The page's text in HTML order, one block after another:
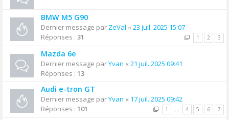
BMW M5 G90
Dernier message par ZeVal « 23 juil. 2025 15:07
Réponses : 31 1 2 3
Mazda 6e
Dernier message parYvan « 21 juil. 2025 09:41
Réponses : 13
Audi e-tron GT
Dernier message parYvan « 17 juil. 2025 09:42
Réponses : 101 1 … 4 5 6 7